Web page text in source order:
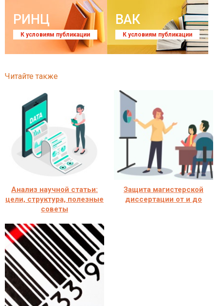
РИНЦ
К условиям публикации
ВАК
К условиям публикации
Читайте также
Анализ научной статьи:
цели, структура, полезные
советы
Защита магистерской
диссертации от и до